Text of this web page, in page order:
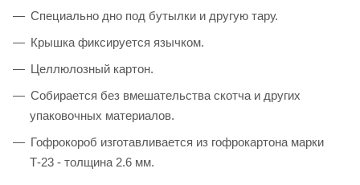
Специально дно под бутылки и другую тару.
Крышка фиксируется язычком.
Целлюлозный картон.
Собирается без вмешательства скотча и других
упаковочных материалов.
Гофрокороб изготавливается из гофрокартона марки
Т-23 - толщина 2.6 мм.